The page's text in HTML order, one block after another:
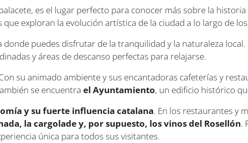
es el lugar perfecto para conocer más sobre la historia
exploran la evolución artística de la ciudad a lo largo de
donde puedes disfrutar de la tranquilidad y la naturaleza
y áreas de descanso perfectas para relajarse.
su animado ambiente y sus encantadoras cafeterías y
se encuentrael Ayuntamiento, un edificio histórico
y su fuerte influencia catalana. En los restaurantes y
la cargolade y, por supuesto, los vinos del Rosellón.
única para todos sus visitantes.